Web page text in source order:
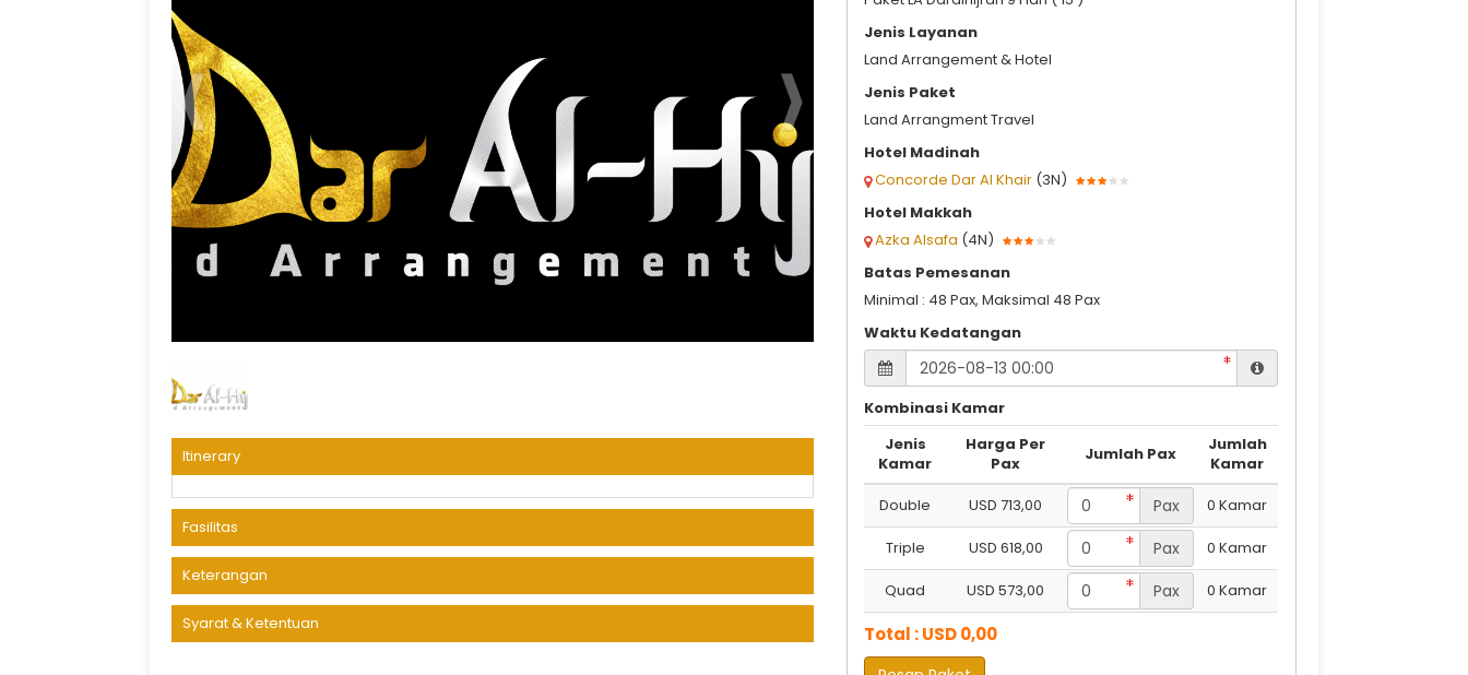
Itinerary
Fasilitas
Keterangan
Syarat & Ketentuan
Jenis Layanan
Land Arrangement & Hotel
Jenis Paket
Land Arrangment Travel
Hotel Madinah
Concorde Dar Al Khair (3N)
Hotel Makkah
Azka Alsafa (4N)
Batas Pemesanan
Minimal : 48 Pax, Maksimal 48 Pax
Waktu Kedatangan
Kombinasi Kamar
Jenis
Kamar
Harga Per
Pax
Jumlah Pax
Jumlah
Kamar
Double
USD 713,00 Pax 0 Kamar
Triple USD 618,00 Pax 0 Kamar
Quad USD 573,00 Pax 0 Kamar
Total : USD 0,00